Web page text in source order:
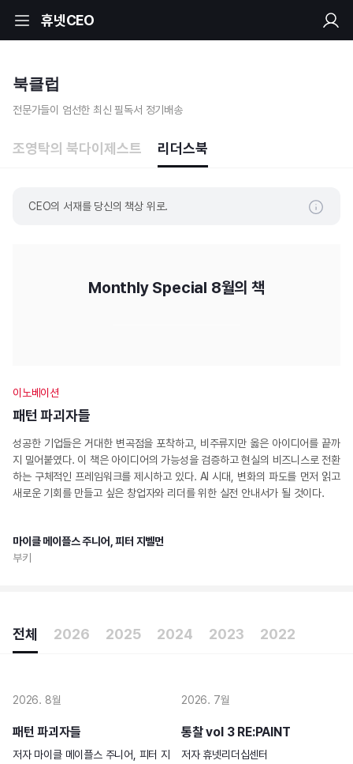
휴넷CEO
북클럽
전문가들이 엄선한 최신 필독서 정기배송
조영탁의 북다이제스트 리더스북
CEO의 서재를 당신의 책상 위로.
CEO의 서재를 당신의 책상 위로.
기만 하면 됩니다.
Monthly Special 8월의 책
이노베이션
패턴 파괴자들
성공한 기업들은 거대한 변곡점을 포착하고, 비주류지만 옳은 아이디어를 끝까
지 밀어붙였다. 이 책은 아이디어의 가능성을 검증하고 현실의 비즈니스로 전환
하는 구체적인 프레임워크를 제시하고 있다. AI 시대, 변화의 파도를 먼저 읽고
새로운 기회를 만들고 싶은 창업자와 리더를 위한 실전 안내서가 될 것이다.
마이클 메이플스 주니어, 피터 지벨먼
부키
전체 2026 2025 2024 2023 2022
2026. 8월
패턴 파괴자들
저자 마이클 메이플스 주니어, 피터 지
2026. 7월
통찰 vol 3 RE:PAINT
저자휴넷리더십센터